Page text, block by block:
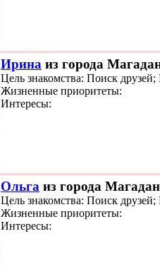
Ирина из города
Цель знакомства: Поиск
Жизненные приоритеты:
Интересы:
Ольга из города
Цель знакомства: Поиск
Жизненные приоритеты:
Интересы: